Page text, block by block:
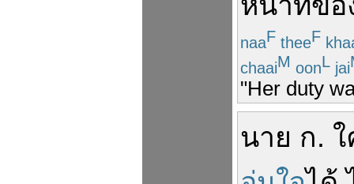
naaF theeF
chaaiM oonL jai
"Her duty
นาย ก.